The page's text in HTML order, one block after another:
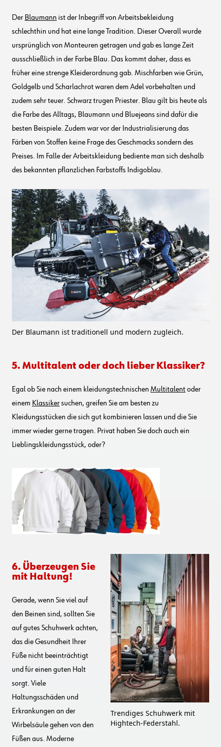
Der Blaumann ist der Inbegriff von Arbeitsbekleidung
schlechthin und hat eine lange Tradition. Dieser Overall wurde
ursprünglich von Monteuren getragen und gab es lange Zeit
ausschließlich in der Farbe Blau. Das kommt daher, dass es
früher eine strenge Kleiderordnung gab. Mischfarben wie Grün,
Goldgelb und Scharlachrot waren dem Adel vorbehalten und
zudem sehr teuer. Schwarz trugen Priester. Blau gilt bis heute als
die Farbe des Alltags, Blaumann und Bluejeans sind dafür die
besten Beispiele. Zudem war vor der Industrialisierung das
Färben von Stoffen keine Frage des Geschmacks sondern des
Preises. Im Falle der Arbeitskleidung bediente man sich deshalb
des bekannten pflanzlichen Farbstoffs Indigoblau.
Der Blaumann ist traditionell und modern zugleich.
5. Multitalent oder doch lieber Klassiker?
Egal ob Sie nach einem kleidungstechnischen Multitalentoder
einem Klassikersuchen, greifen Sie am besten zu
Kleidungsstücken die sich gut kombinieren lassen und die Sie
immer wieder gerne tragen. Privat haben Sie doch auch ein
Lieblingskleidungsstück, oder?
Trendiges Schuhwerk mit
Hightech-Federstahl.
6. Überzeugen Sie
mit Haltung!
Gerade, wenn Sie viel auf
den Beinen sind, sollten Sie
auf gutes Schuhwerk achten,
das die Gesundheit Ihrer
Füße nicht beeinträchtigt
und für einen guten Halt
sorgt. Viele
Haltungsschäden und
Erkrankungen an der
Wirbelsäule gehen von den
Füßen aus. Moderne